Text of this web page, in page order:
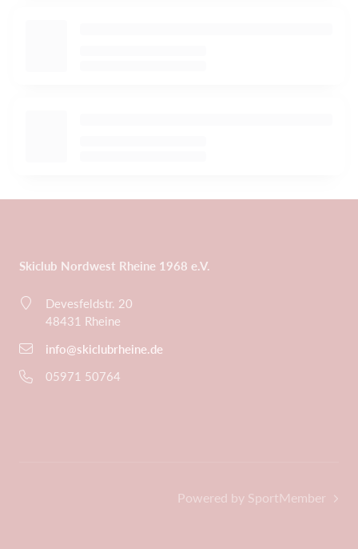
Skiclub Nordwest Rheine 1968 e.V.
Devesfeldstr. 20
48431 Rheine
info@skiclubrheine.de
05971 50764
Powered by SportMember